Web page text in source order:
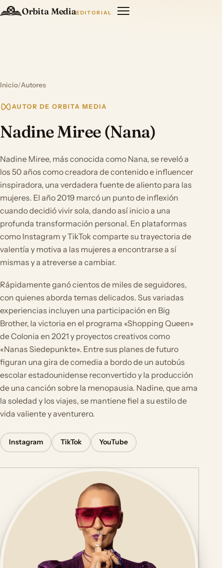
Orbita MediaEDITORIAL
Inicio/Autores
AUTOR DE ORBITA MEDIA
Nadine Miree (Nana)
Nadine Miree, más conocida como Nana, se reveló a
los 50 años como creadora de contenido e influencer
inspiradora, una verdadera fuente de aliento para las
mujeres. El año 2019 marcó un punto de inflexión
cuando decidió vivir sola, dando así inicio a una
profunda transformación personal. En plataformas
como Instagram y TikTok comparte su trayectoria de
valentía y motiva a las mujeres a encontrarse a sí
mismas y a atreverse a cambiar.
Rápidamente ganó cientos de miles de seguidores,
con quienes aborda temas delicados. Sus variadas
experiencias incluyen una participación en Big
Brother, la victoria en el programa «Shopping Queen»
de Colonia en 2021 y proyectos creativos como
«Nanas Siedepunkte». Entre sus planes de futuro
figuran una gira de comedia a bordo de un autobús
escolar estadounidense reconvertido y la producción
de una canción sobre la menopausia. Nadine, que ama
la soledad y los viajes, se mantiene fiel a su estilo de
vida valiente y aventurero.
Instagram TikTok YouTube